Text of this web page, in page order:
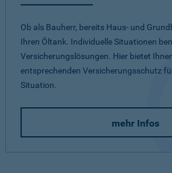
Ob als Bauherr, bereits Haus- und
Ihren Öltank. Individuelle Situationen
Versicherungslösungen. Hier bietet
entsprechenden Versicherungsschutz
Situation.
mehr Infos